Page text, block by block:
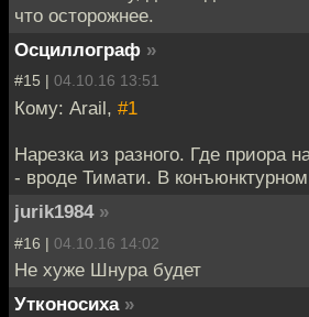
что осторожнее.
Осциллограф »
#15 | 04.10.16 13:51
Кому: Arail, #1
Нарезка из разного. Где приора
- вроде Тимати. В конъюнктурном
jurik1984 »
#16 | 04.10.16 14:02
Не хуже Шнура будет
Утконосиха »